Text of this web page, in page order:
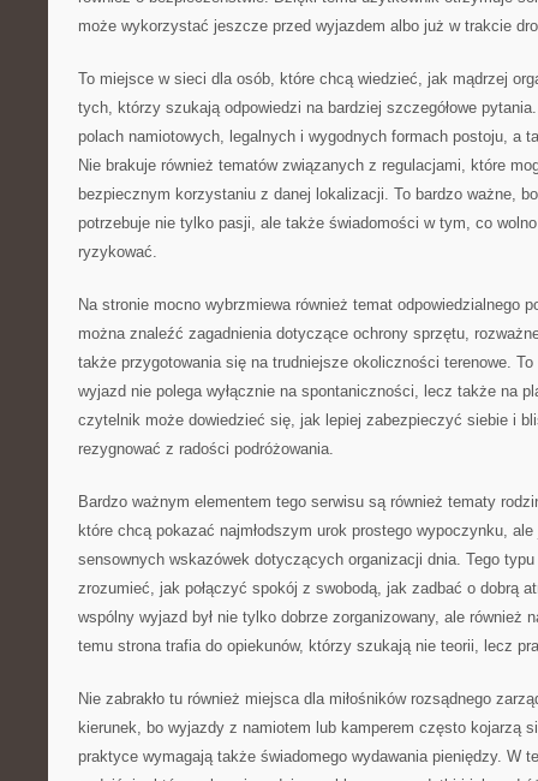
może wykorzystać jeszcze przed wyjazdem albo już w trakcie
To miejsce w sieci dla osób, które chcą wiedzieć, jak mądrzej
tych, którzy szukają odpowiedzi na bardziej szczegółowe
polach namiotowych, legalnych i wygodnych formach postoju, a
Nie brakuje również tematów związanych z regulacjami, które
bezpiecznym korzystaniu z danej lokalizacji. To bardzo ważne,
potrzebuje nie tylko pasji, ale także świadomości w tym, co
ryzykować.
Na stronie mocno wybrzmiewa również temat odpowiedzialnego
można znaleźć zagadnienia dotyczące ochrony sprzętu,
także przygotowania się na trudniejsze okoliczności terenowe.
wyjazd nie polega wyłącznie na spontaniczności, lecz także na
czytelnik może dowiedzieć się, jak lepiej zabezpieczyć siebie i
rezygnować z radości podróżowania.
Bardzo ważnym elementem tego serwisu są również tematy
które chcą pokazać najmłodszym urok prostego wypoczynku,
sensownych wskazówek dotyczących organizacji dnia. Tego
zrozumieć, jak połączyć spokój z swobodą, jak zadbać o dobrą
wspólny wyjazd był nie tylko dobrze zorganizowany, ale również
temu strona trafia do opiekunów, którzy szukają nie teorii, lecz
Nie zabrakło tu również miejsca dla miłośników rozsądnego
kierunek, bo wyjazdy z namiotem lub kamperem często kojarzą
praktyce wymagają także świadomego wydawania pieniędzy. W